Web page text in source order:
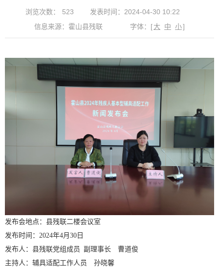
浏览次数： 523
发表时间：2024-04-30 10:22
信息来源：霍山县残联
字体： [大 中 小]
发布会地点：县残联二楼会议室
发布时间：2024年4月30日
发布人：县残联党组成员 副理事长 曹道俊
主持人：辅具适配工作人员 孙晓馨